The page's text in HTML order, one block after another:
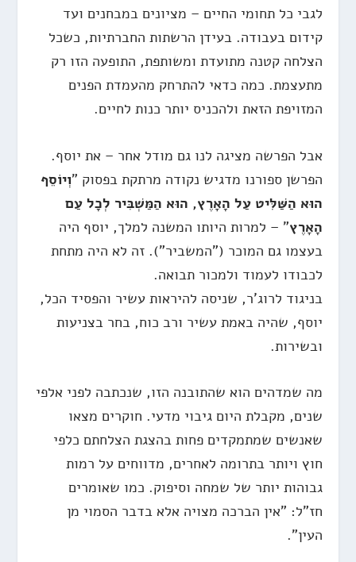
לגבי כל תחומי החיים – מציונים במבחנים ועד
קידום בעבודה. בעידן הרשתות החברתיות, כשכל
הצלחה קטנה מתועדת ומשותפת, התופעה הזו רק
מתעצמת. כמה כדאי להתרחק מהעמדת הפנים
המזויפת הזאת ולהכניס יותר כנות לחיים.
אבל הפרשה מציגה לנו גם מודל אחר – את יוסף.
הפרשן ספורנו מדגיש נקודה מרתקת בפסוק "וְיוֹסֵף
הוּא הַשַּׁלִּיט עַל הָאָרֶץ, הוּא הַמַּשְׁבִּיר לְכָל עַם
הָאָרֶץ" – למרות היותו המשנה למלך, יוסף היה
בעצמו גם המוכר ("המשביר"). זה לא היה מתחת
לכבודו לעמוד ולמכור תבואה.
בניגוד לרוג'ר, שניסה להיראות עשיר והפסיד הכל,
יוסף, שהיה באמת עשיר ורב כוח, בחר בצניעות
ובשירות.
מה שמדהים הוא שהתובנה הזו, שנכתבה לפני אלפי
שנים, מקבלת היום גיבוי מדעי. חוקרים מצאו
שאנשים שמתמקדים פחות בהצגת הצלחתם כלפי
חוץ ויותר בתרומה לאחרים, מדווחים על רמות
גבוהות יותר של שמחה וסיפוק. כמו שאומרים
חז"ל: "אין הברכה מצויה אלא בדבר הסמוי מן
העין".